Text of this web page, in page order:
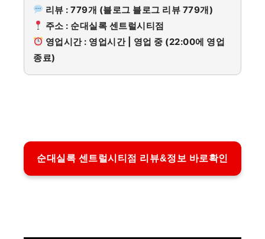
리뷰 : 779개 (블로그 블로그 리뷰 779개)
주소 : 순대실록 센트럴시티점
영업시간 : 영업시간 | 영업 중 (22:00에 영업
종료)
순대실록 센트럴시티점 리뷰&정보 바로확인